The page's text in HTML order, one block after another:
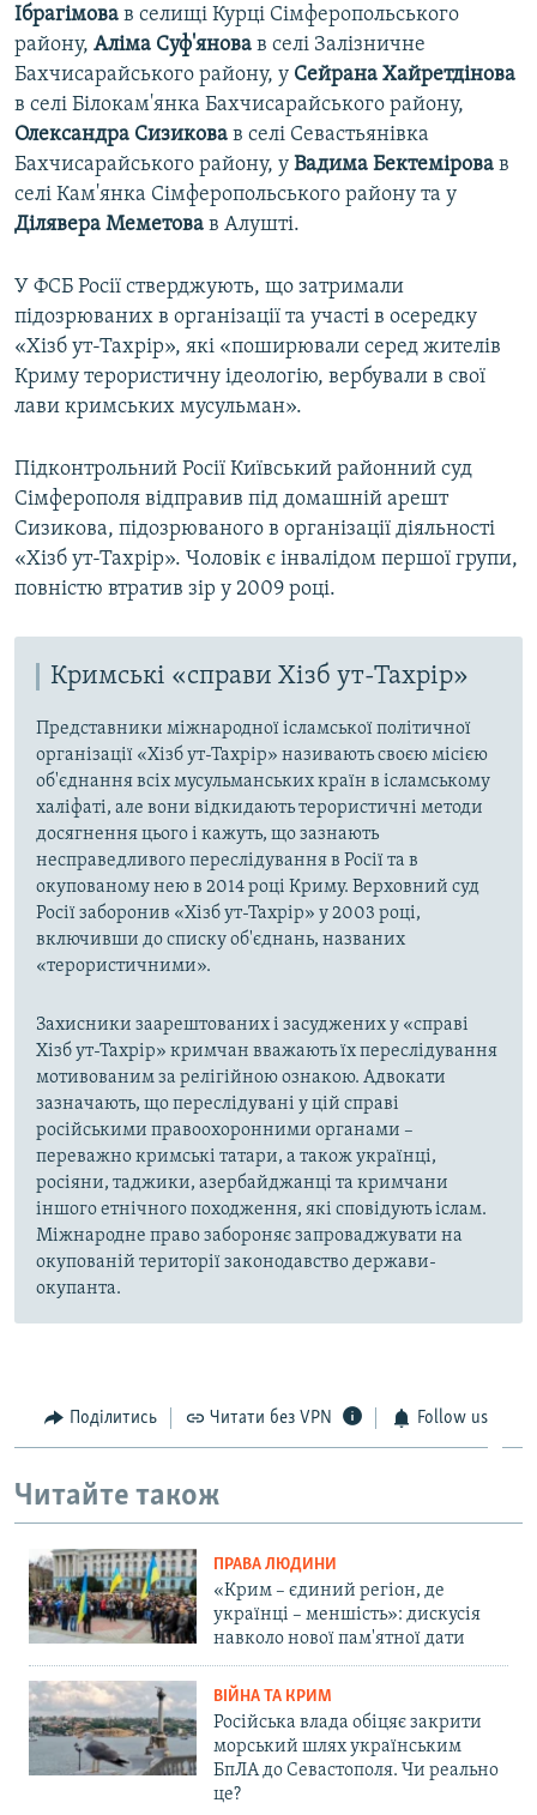
Ібрагімова в селищі Курці Сімферопольського
району, Аліма Суф'янова в селі Залізничне
Бахчисарайського району, у Сейрана Хайретдінова
в селі Білокам'янка Бахчисарайського району,
Олександра Сизикова в селі Севастьянівка
Бахчисарайського району, у Вадима Бектемірова в
селі Кам'янка Сімферопольського району та у
Ділявера Меметова в Алушті.
У ФСБ Росії стверджують, що затримали
підозрюваних в організації та участі в осередку
«Хізб ут-Тахрір», які «поширювали серед жителів
Криму терористичну ідеологію, вербували в свої
лави кримських мусульман».
Підконтрольний Росії Київський районний суд
Сімферополя відправив під домашній арешт
Сизикова, підозрюваного в організації діяльності
«Хізб ут-Тахрір». Чоловік є інвалідом першої групи,
повністю втратив зір у 2009 році.
Кримські «справи Хізб ут-Тахрір»
Представники міжнародної ісламської політичної
організації «Хізб ут-Тахрір» називають своєю місією
об'єднання всіх мусульманських країн в ісламському
халіфаті, але вони відкидають терористичні методи
досягнення цього і кажуть, що зазнають
несправедливого переслідування в Росії та в
окупованому нею в 2014 році Криму. Верховний суд
Росії заборонив «Хізб ут-Тахрір» у 2003 році,
включивши до списку об'єднань, названих
«терористичними».
Захисники заарештованих і засуджених у «справі
Хізб ут-Тахрір» кримчан вважають їх переслідування
мотивованим за релігійною ознакою. Адвокати
зазначають, що переслідувані у цій справі
російськими правоохоронними органами –
переважно кримські татари, а також українці,
росіяни, таджики, азербайджанці та кримчани
іншого етнічного походження, які сповідують іслам.
Міжнародне право забороняє запроваджувати на
окупованій території законодавство держави-
окупанта.
Поділитись Читати без VPN Follow us
Читайте також
ПРАВА ЛЮДИНИ
«Крим – єдиний регіон, де
українці – меншість»: дискусія
навколо нової пам'ятної дати
ВІЙНА ТА КРИМ
Російська влада обіцяє закрити
морський шлях українським
БпЛА до Севастополя. Чи реально
це?